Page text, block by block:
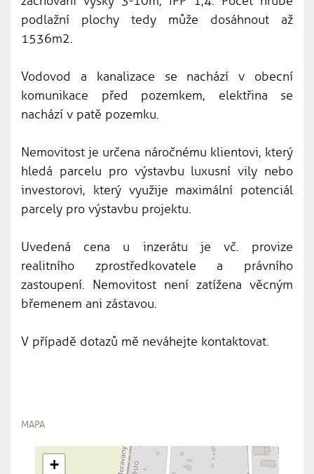
podlažní plochy tedy může dosáhnout až
1536m2.
Vodovod a kanalizace se nachází v obecní
komunikace před pozemkem, elektřina se
nachází v patě pozemku.
Nemovitost je určena náročnému klientovi, který
hledá parcelu pro výstavbu luxusní vily nebo
investorovi, který využije maximální potenciál
parcely pro výstavbu projektu.
Uvedená cena u inzerátu je vč. provize
realitního zprostředkovatele a právního
zastoupení. Nemovitost není zatížena věcným
břemenem ani zástavou.
V případě dotazů mě neváhejte kontaktovat.
MAPA
+